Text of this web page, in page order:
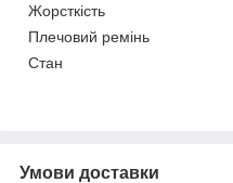
Жорсткість
Плечовий ремінь
Стан
Умови доставки